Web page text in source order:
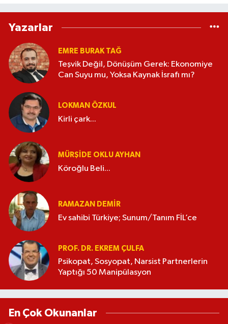
Yazarlar
EMRE BURAK TAĞ
Teşvik Değil, Dönüşüm Gerek: Ekonomiye
Can Suyu mu, Yoksa Kaynak İsrafı mı?
LOKMAN ÖZKUL
Kirli çark...
MÜRŞIDE OKLU AYHAN
Köroğlu Beli...
RAMAZAN DEMİR
Ev sahibi Türkiye; Sunum/Tanım FİL’ce
PROF. DR. EKREM ÇULFA
Psikopat, Sosyopat, Narsist Partnerlerin
Yaptığı 50 Manipülasyon
En Çok Okunanlar